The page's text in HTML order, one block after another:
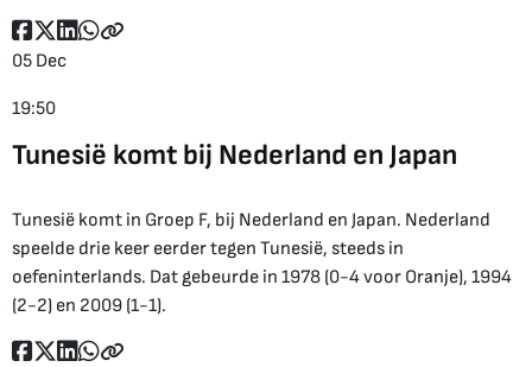
05 Dec
19:50
Tunesië komt bij Nederland en Japan
Tunesië komt in Groep F, bij Nederland en Japan. Nederland
speelde drie keer eerder tegen Tunesië, steeds in
oefeninterlands. Dat gebeurde in 1978 (0-4 voor Oranje), 1994
(2-2) en 2009 (1-1).